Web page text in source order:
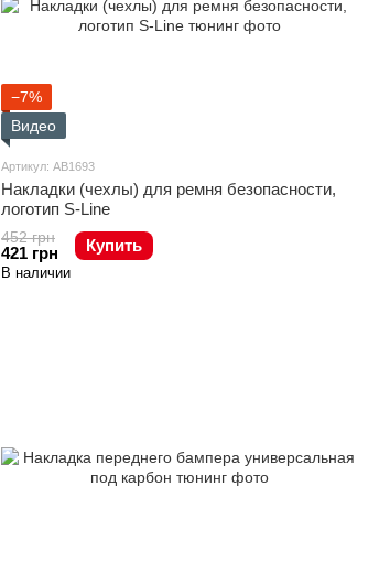
−7%
Видео
Артикул: AB1693
Накладки (чехлы) для ремня безопасности,
логотип S-Line
452 грн
421 грн Купить
В наличии